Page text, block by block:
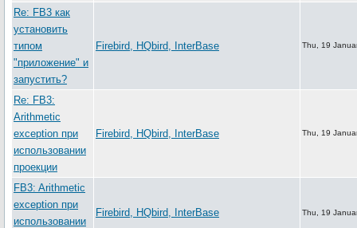
Re: FB3 как
установить
типом
"приложение" и
запустить?
Firebird, HQbird, InterBase Thu, 19
Re: FB3:
Arithmetic
exception при
использовании
проекции
Firebird, HQbird, InterBase Thu, 19
FB3: Arithmetic
exception при
использовании
Firebird, HQbird, InterBase Thu, 19